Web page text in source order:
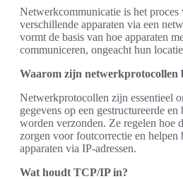
Netwerkcommunicatie is het
verschillende apparaten via een
vormt de basis van hoe apparaten
communiceren, ongeacht hun
Waarom zijn netwerkprotocollen
Netwerkprotocollen zijn essentieel
gegevens op een gestructureerde
worden verzonden. Ze regelen hoe
zorgen voor foutcorrectie en
apparaten via IP-adressen.
Wat houdt TCP/IP in?